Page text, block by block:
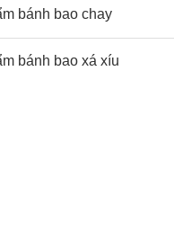
bánh bao chay
bánh bao xá xíu